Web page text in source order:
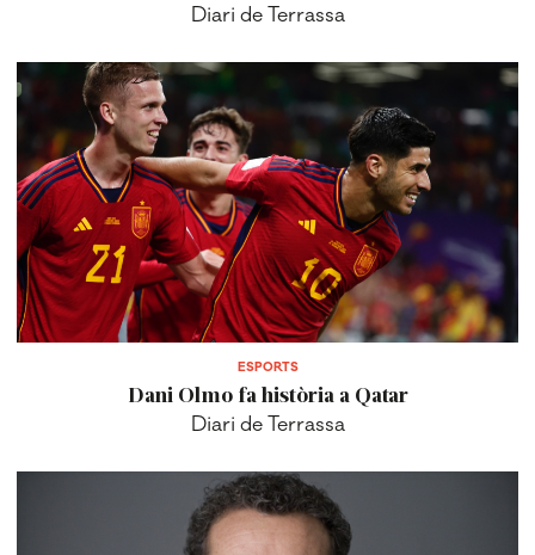
Diari de Terrassa
ESPORTS
Dani Olmo fa història a Qatar
Diari de Terrassa